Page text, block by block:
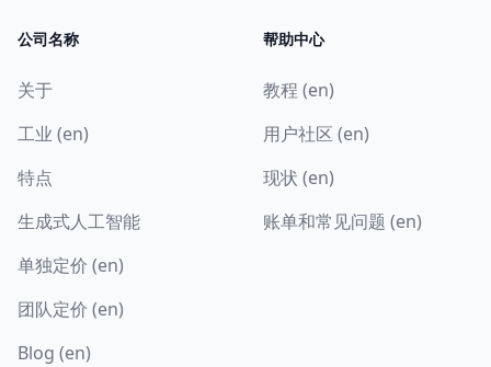
公司名称
关于
工业 (en)
特点
生成式人工智能
单独定价 (en)
团队定价 (en)
Blog (en)
帮助中心
教程 (en)
用户社区 (en)
现状 (en)
账单和常见问题 (en)